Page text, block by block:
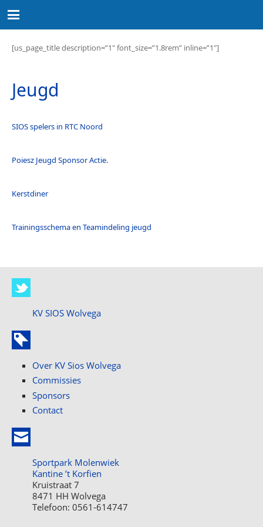
[us_page_title description=”1″ font_size=”1.8rem” inline=”1″]
Jeugd
SIOS spelers in RTC Noord
Poiesz Jeugd Sponsor Actie.
Kerstdiner
Trainingsschema en Teamindeling jeugd
KV SIOS Wolvega
Over KV Sios Wolvega
Commissies
Sponsors
Contact
Sportpark Molenwiek
Kantine ’t Korfien
Kruistraat 7
8471 HH Wolvega
Telefoon: 0561-614747